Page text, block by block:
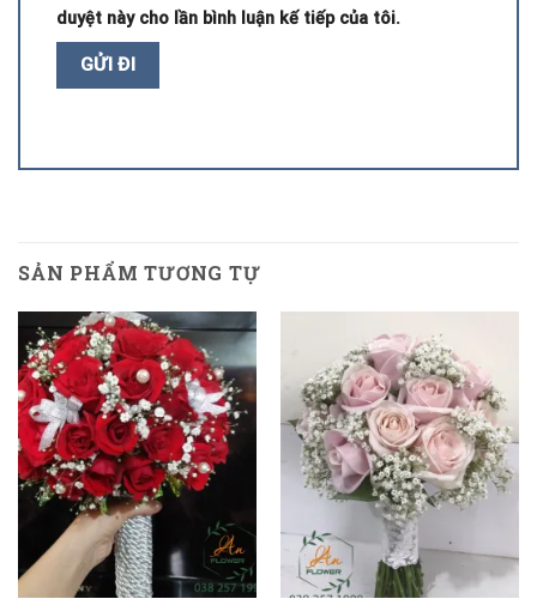
duyệt này cho lần bình luận kế tiếp của tôi.
SẢN PHẨM TƯƠNG TỰ